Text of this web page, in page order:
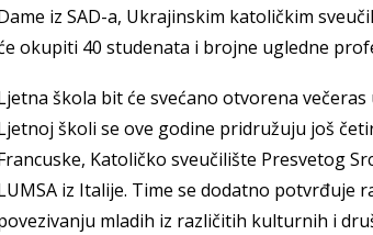
iz SAD-a, Ukrajinskim katoličkim
okupiti 40 studenata i brojne ugledne
škola bit će svećano otvorena
školi se ove godine pridružuju još
Katoličko sveučilište Presvetog
iz Italije. Time se dodatno potvrđuje
mladih iz različitih kulturnih i
Gornji tok Krke
Otkrijte hostel
edukativnom kampusu NP Krka u
Puljanima